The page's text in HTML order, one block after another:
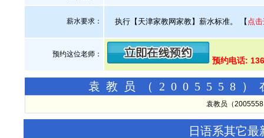
薪水要求： 执行【天津家教网家教】薪水标准。 【 点
预约这位老师：
预约电话:
袁教员（2005558）
袁教员（
日语系其它最